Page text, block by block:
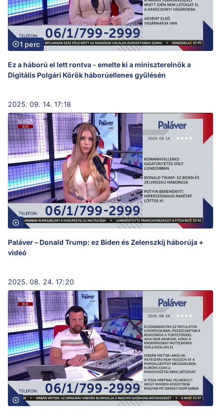
1 perc
Ez a háború el lett rontva - emelte ki a miniszterelnök a
Digitális Polgári Körök háborúellenes gyűlésén
2025. 09. 14. 17:18
Paláver – Donald Trump: ez Biden és Zelenszkij háborúja +
videó
2025. 08. 24. 17:20